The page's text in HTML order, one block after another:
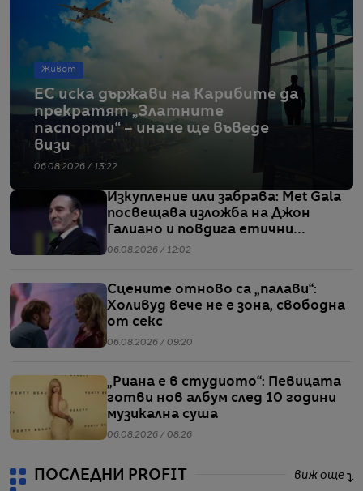
Живот
ЕС иска държави на Карибите да
прекратят „Златните
паспорти“ – иначе ще въведе
визи
06.08.2026 / 13:22
Изкупление или забрава: Met Gala
посвещава изложба на Джон
Галиано и повдига етични
въпроси
06.08.2026 / 12:02
Сцените отново са „палави“:
Холивуд вече не е зона, свободна
от секс
06.08.2026 / 09:20
„Риана е в студиото“: Певицата
готви нов албум след 10 години
музикална суша
06.08.2026 / 08:26
ПОСЛЕДНИ PROFIT виж още